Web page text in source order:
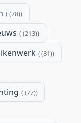
(78)
(213)
(81)
(77)